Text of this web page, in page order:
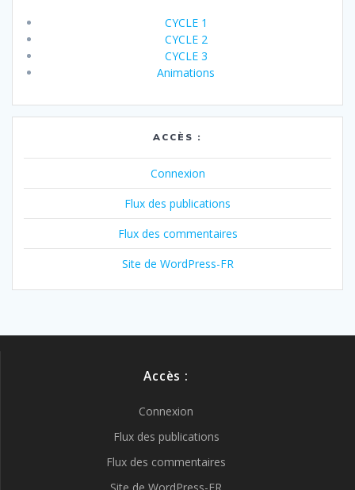
CYCLE 1
CYCLE 2
CYCLE 3
Animations
ACCÈS :
Connexion
Flux des publications
Flux des commentaires
Site de WordPress-FR
Accès :
Connexion
Flux des publications
Flux des commentaires